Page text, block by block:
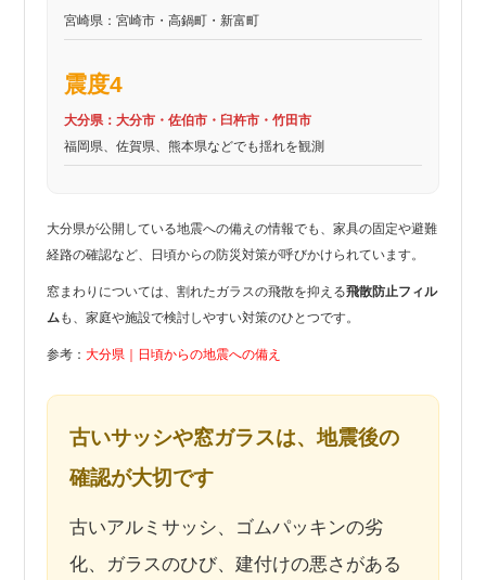
宮崎県：宮崎市・高鍋町・新富町
震度4
大分県：大分市・佐伯市・臼杵市・竹田市
福岡県、佐賀県、熊本県などでも揺れを観測
大分県が公開している地震への備えの情報でも、家具の固定や避難
経路の確認など、日頃からの防災対策が呼びかけられています。
窓まわりについては、割れたガラスの飛散を抑える飛散防止フィル
ムも、家庭や施設で検討しやすい対策のひとつです。
参考：大分県｜日頃からの地震への備え
古いサッシや窓ガラスは、地震後の
確認が大切です
古いアルミサッシ、ゴムパッキンの劣
化、ガラスのひび、建付けの悪さがある